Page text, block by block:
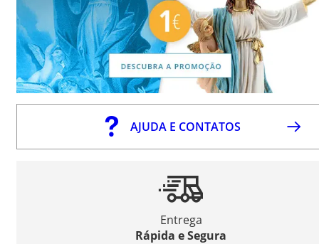
AJUDA E CONTATOS
Entrega
Rápida e Segura